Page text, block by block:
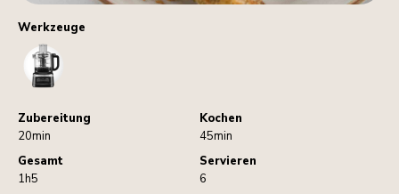
Werkzeuge
FoodProcessor
Zubereitung
20min
Kochen
45min
Gesamt
1h5
Servieren
6